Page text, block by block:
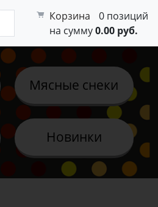
Корзина
0 позиций
на сумму0.00 руб.
Мясные снеки
Новинки